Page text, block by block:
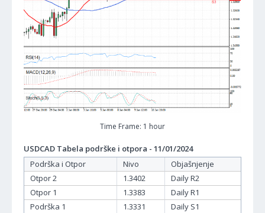
Time Frame: 1 hour
USDCAD Tabela podrške i otpora - 11/01/2024
Podrška i Otpor
Nivo
Objašnjenje
Otpor 2
1.3402
Daily R2
Otpor 1
1.3383
Daily R1
Podrška 1
1.3331
Daily S1